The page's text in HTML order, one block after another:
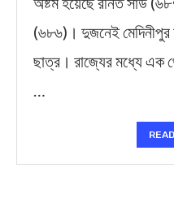
(৬৮৬)। দুজনেই মেদিনীপুর
ছাত্র। রাজ্যের মধ্যে এক
…